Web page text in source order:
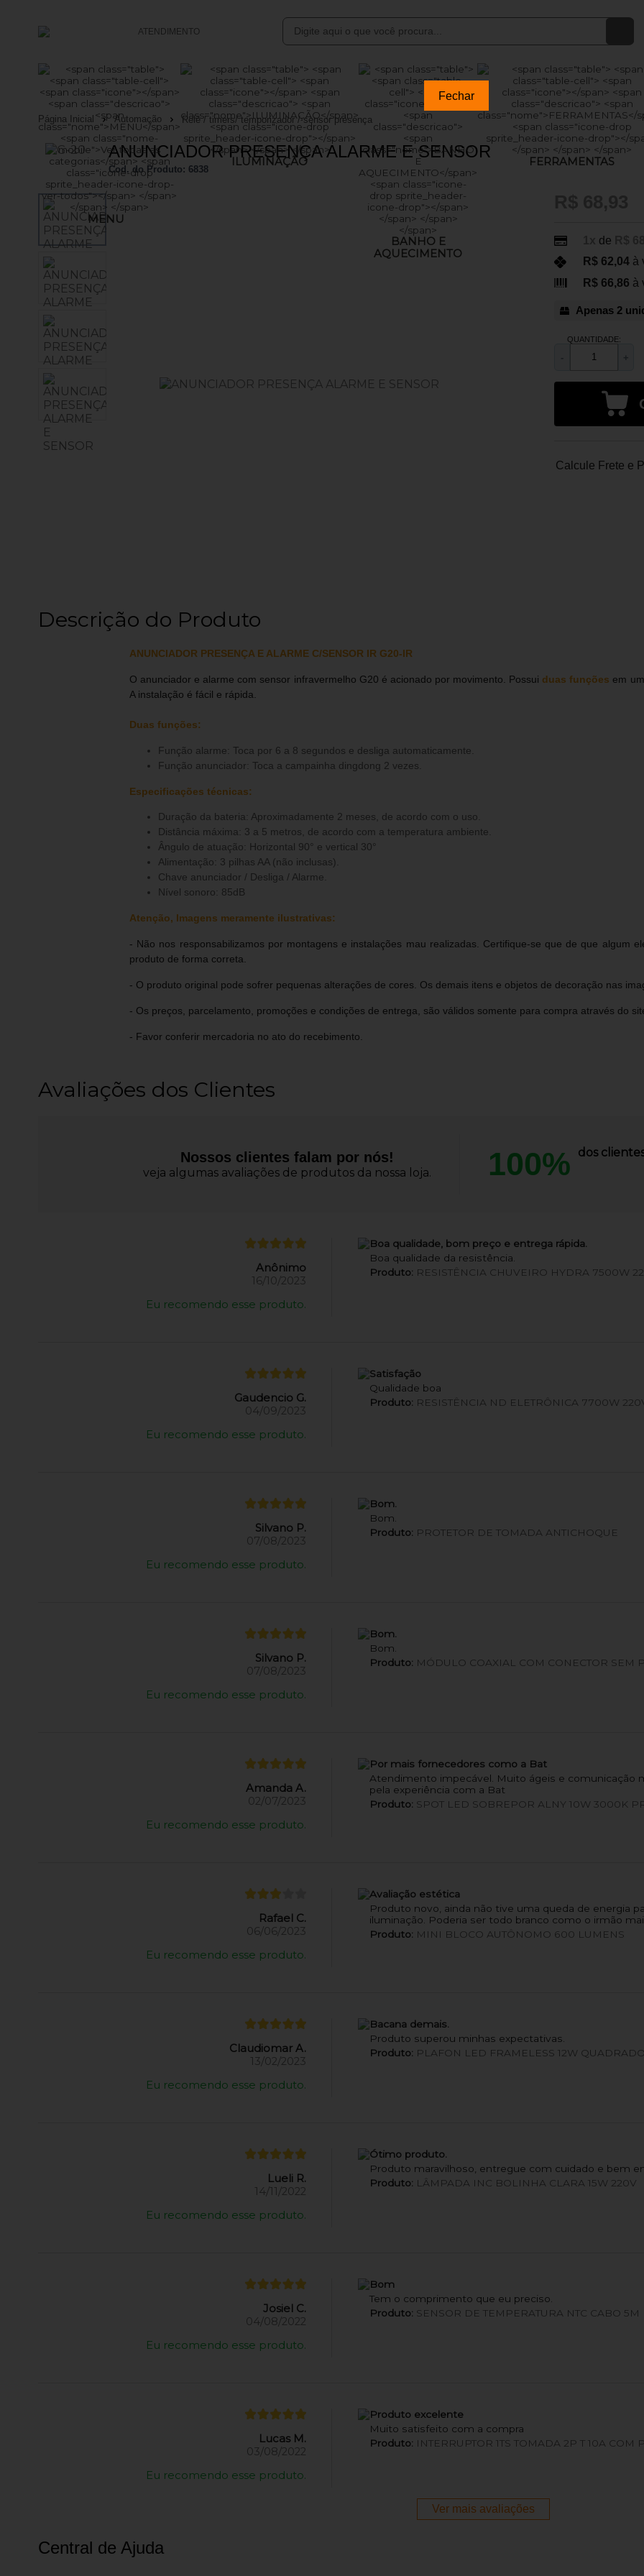
ATENDIMENTO
(47) 99761-0152
vendasonline@batsolucoes.com.br
Central de Ajuda
MENU
ILUMINAÇÃO
BANHO E
AQUECIMENTO
FERRAMENTAS
Página Inicial Automação Relê / timers/ temporizador / sensor presença
ANUNCIADOR PRESENÇA ALARME E SENSOR
Cod. do Produto: 6838
de
R$ 62,04 à
R$ 66,86 à
Apenas 2
QUANTIDADE:
- +
Calcule Frete e
Descrição do Produto
ANUNCIADOR PRESENÇA E ALARME C/SENSOR IR G20-IR
O anunciador e alarme com sensor infravermelho G20 é acionado por movimento. Possui duas funções em
A instalação é fácil e rápida.
Duas funções:
Função alarme: Toca por 6 a 8 segundos e desliga automaticamente.
Função anunciador: Toca a campainha dingdong 2 vezes.
Especificações técnicas:
Duração da bateria: Aproximadamente 2 meses, de acordo com o uso.
Distância máxima: 3 a 5 metros, de acordo com a temperatura ambiente.
ngulo de atuação: Horizontal 90° e vertical 30°
Alimentação: 3 pilhas AA (não inclusas).
Chave anunciador / Desliga / Alarme.
Nível sonoro: 85dB
Atenção, Imagens meramente ilustrativas:
- Não nos responsabilizamos por montagens e instalações mau realizadas. Certifique-se que de que algum
produto de forma correta.
- O produto original pode sofrer pequenas alterações de cores. Os demais itens e objetos de decoração nas
- Os preços, parcelamento, promoções e condições de entrega, são válidos somente para compra através do
- Favor conferir mercadoria no ato do recebimento.
Avaliações dos Clientes
Nossos clientes falam por nós!
veja algumas avaliações de produtos da nossa loja. 100% dos
Anônimo
16/10/2023
Eu recomendo esse produto.
Boa qualidade, bom preço e entrega rápida.
Boa qualidade da resistência.
Produto: RESISTÊNCIA CHUVEIRO HYDRA 7500W
Gaudencio G.
04/09/2023
Eu recomendo esse produto.
Satisfação
Qualidade boa
Produto: RESISTÊNCIA ND ELETRÔNICA 7700W
Silvano P.
07/08/2023
Eu recomendo esse produto.
Bom.
Bom.
Produto: PROTETOR DE TOMADA ANTICHOQUE
Silvano P.
07/08/2023
Eu recomendo esse produto.
Bom.
Bom.
Produto: MÓDULO COAXIAL COM CONECTOR SEM
Amanda A.
02/07/2023
Eu recomendo esse produto.
Por mais fornecedores como a Bat
Atendimento impecável. Muito ágeis e comunicação
pela experiência com a Bat
Produto: SPOT LED SOBREPOR ALNY 10W 3000K
Rafael C.
06/06/2023
Eu recomendo esse produto.
Avaliação estética
Produto novo, ainda não tive uma queda de energia
iluminação. Poderia ser todo branco como o irmão
Produto: MINI BLOCO AUTÔNOMO 600 LUMENS
Claudiomar A.
13/02/2023
Eu recomendo esse produto.
Bacana demais.
Produto superou minhas expectativas.
Produto: PLAFON LED FRAMELESS 12W
Lueli R.
14/11/2022
Eu recomendo esse produto.
Ótimo produto.
Produto maravilhoso, entregue com cuidado e bem
Produto: LÂMPADA INC BOLINHA CLARA 15W 220V
Josiel C.
04/08/2022
Eu recomendo esse produto.
Bom
Tem o comprimento que eu preciso.
Produto: SENSOR DE TEMPERATURA NTC CABO 5M
Lucas M.
03/08/2022
Eu recomendo esse produto.
Produto excelente
Muito satisfeito com a compra
Produto: INTERRUPTOR 1TS TOMADA 2P T 10A COM
Ver mais avaliações
Central de Ajuda
Fechar